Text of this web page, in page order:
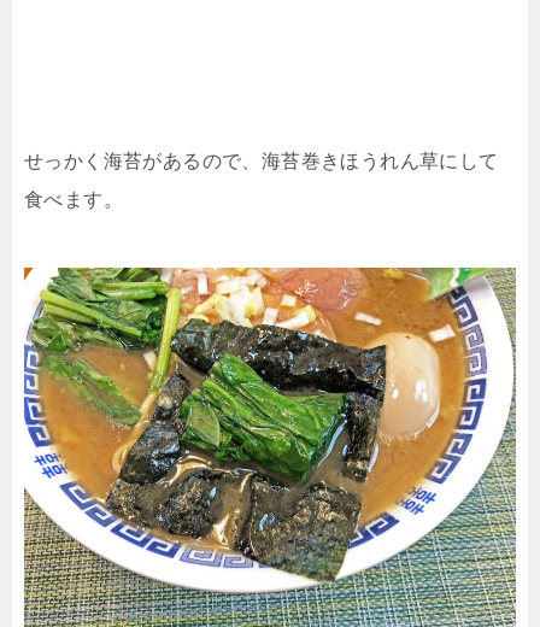
せっかく海苔があるので、海苔巻きほうれん草にして
食べます。